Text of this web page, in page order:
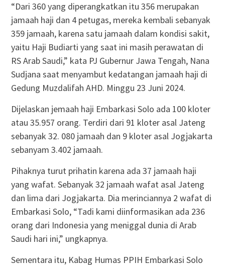
“Dari 360 yang diperangkatkan itu 356 merupakan
jamaah haji dan 4 petugas, mereka kembali sebanyak
359 jamaah, karena satu jamaah dalam kondisi sakit,
yaitu Haji Budiarti yang saat ini masih perawatan di
RS Arab Saudi,” kata PJ Gubernur Jawa Tengah, Nana
Sudjana saat menyambut kedatangan jamaah haji di
Gedung Muzdalifah AHD. Minggu 23 Juni 2024.
Dijelaskan jemaah haji Embarkasi Solo ada 100 kloter
atau 35.957 orang. Terdiri dari 91 kloter asal Jateng
sebanyak 32. 080 jamaah dan 9 kloter asal Jogjakarta
sebanyam 3.402 jamaah.
Pihaknya turut prihatin karena ada 37 jamaah haji
yang wafat. Sebanyak 32 jamaah wafat asal Jateng
dan lima dari Jogjakarta. Dia merinciannya 2 wafat di
Embarkasi Solo, “Tadi kami diinformasikan ada 236
orang dari Indonesia yang meniggal dunia di Arab
Saudi hari ini,” ungkapnya.
Sementara itu, Kabag Humas PPIH Embarkasi Solo